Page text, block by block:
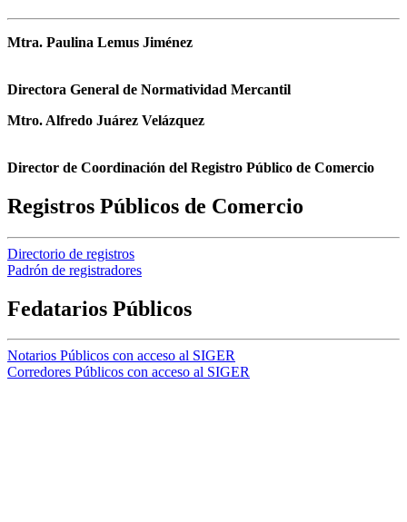
Mtra. Paulina Lemus Jiménez
Directora General de Normatividad Mercantil
Mtro. Alfredo Juárez Velázquez
Director de Coordinación del Registro Público de Comercio
Registros Públicos de Comercio
Directorio de registros
Padrón de registradores
Fedatarios Públicos
Notarios Públicos con acceso al SIGER
Corredores Públicos con acceso al SIGER